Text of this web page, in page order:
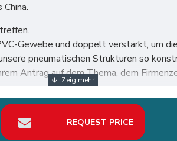
China.
Gewebe und doppelt verstärkt, um die
pneumatischen Strukturen so
Antrag auf dem Thema, dem
in Deutschland wie Berlin,
REQUEST PRICE